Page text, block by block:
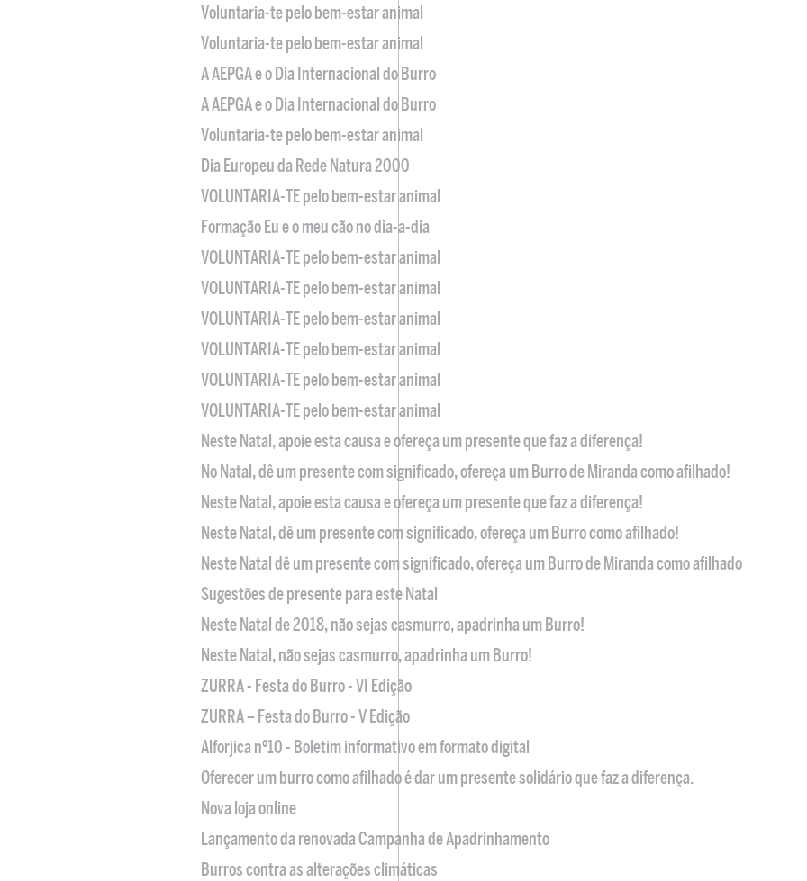
Voluntaria-te pelo bem-estar animal
Voluntaria-te pelo bem-estar animal
A AEPGA e o Dia Internacional do Burro
A AEPGA e o Dia Internacional do Burro
Voluntaria-te pelo bem-estar animal
Dia Europeu da Rede Natura 2000
VOLUNTARIA-TE pelo bem-estar animal
Formação Eu e o meu cão no dia-a-dia
VOLUNTARIA-TE pelo bem-estar animal
VOLUNTARIA-TE pelo bem-estar animal
VOLUNTARIA-TE pelo bem-estar animal
VOLUNTARIA-TE pelo bem-estar animal
VOLUNTARIA-TE pelo bem-estar animal
VOLUNTARIA-TE pelo bem-estar animal
Neste Natal, apoie esta causa e ofereça um presente que faz a diferença!
No Natal, dê um presente com significado, ofereça um Burro de Miranda como afilhado!
Neste Natal, apoie esta causa e ofereça um presente que faz a diferença!
Neste Natal, dê um presente com significado, ofereça um Burro como afilhado!
Neste Natal dê um presente com significado, ofereça um Burro de Miranda como afilhado
Sugestões de presente para este Natal
Neste Natal de 2018, não sejas casmurro, apadrinha um Burro!
Neste Natal, não sejas casmurro, apadrinha um Burro!
ZURRA - Festa do Burro - VI Edição
ZURRA – Festa do Burro - V Edição
Alforjica nº10 - Boletim informativo em formato digital
Oferecer um burro como afilhado é dar um presente solidário que faz a diferença.
Nova loja online
Lançamento da renovada Campanha de Apadrinhamento
Burros contra as alterações climáticas